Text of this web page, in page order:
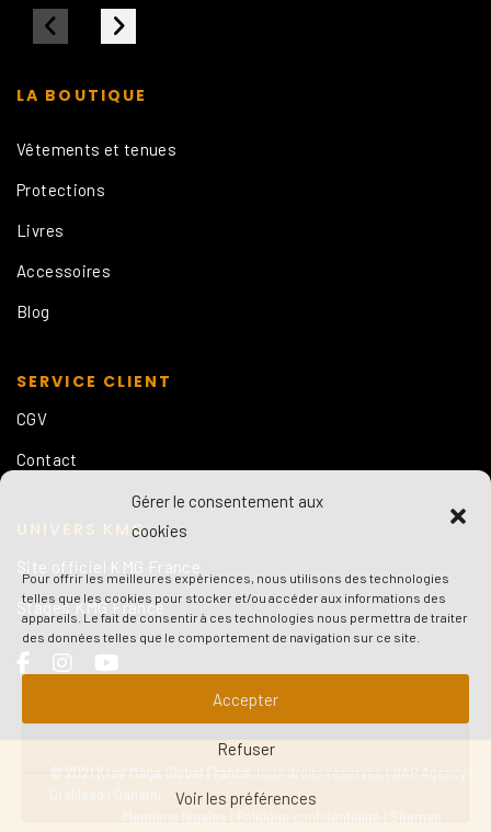
Gérer le consentement aux
cookies
Pour offrir les meilleures expériences, nous utilisons des technologies
telles que les cookies pour stocker et/ou accéder aux informations des
appareils. Le fait de consentir à ces technologies nous permettra de traiter
des données telles que le comportement de navigation sur ce site.
Accepter
Refuser
Voir les préférences
LA BOUTIQUE
Vêtements et tenues
Protections
Livres
Accessoires
Blog
SERVICE CLIENT
CGV
Contact
UNIVERS KMG
Site officiel KMG France
Stages KMG France
© 2021 Krav Maga Global France , tous droits réservés | NAP Agency
Orakleed
Oanami
Mentions légales
Politique confidentialité Sitemap